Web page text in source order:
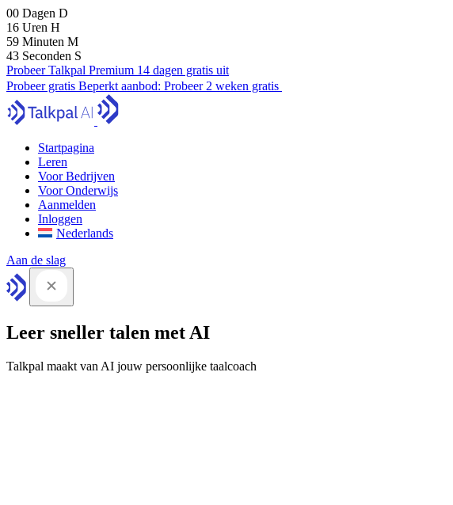
00 Dagen D
16 Uren H
59 Minuten M
42 Seconden S
Probeer Talkpal Premium 14 dagen gratis uit
Probeer gratis Beperkt aanbod: Probeer 2 weken gratis
Startpagina
Leren
Voor Bedrijven
Voor Onderwijs
Aanmelden
Inloggen
Nederlands
Aan de slag
Leer sneller talen met AI
Talkpal maakt van AI jouw persoonlijke taalcoach